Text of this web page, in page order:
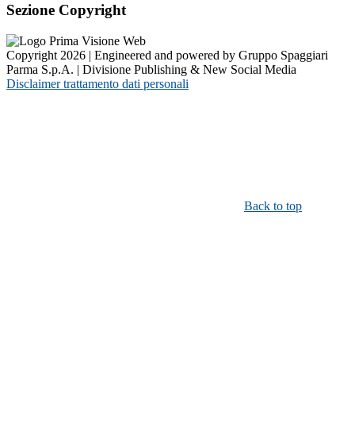
Sezione Copyright
Copyright 2026 | Engineered and powered by Gruppo Spaggiari
Parma S.p.A. | Divisione Publishing & New Social Media
Disclaimer trattamento dati personali
Back to top